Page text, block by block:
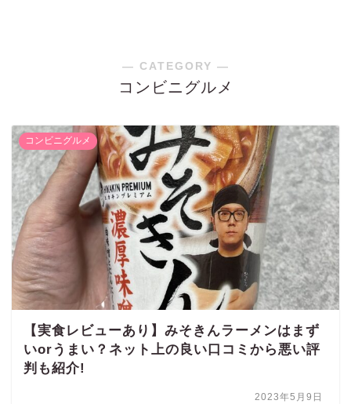
― CATEGORY ―
コンビニグルメ
コンビニグルメ
【実食レビューあり】みそきんラーメンはまず
いorうまい？ネット上の良い口コミから悪い評
判も紹介!
2023年5月9日